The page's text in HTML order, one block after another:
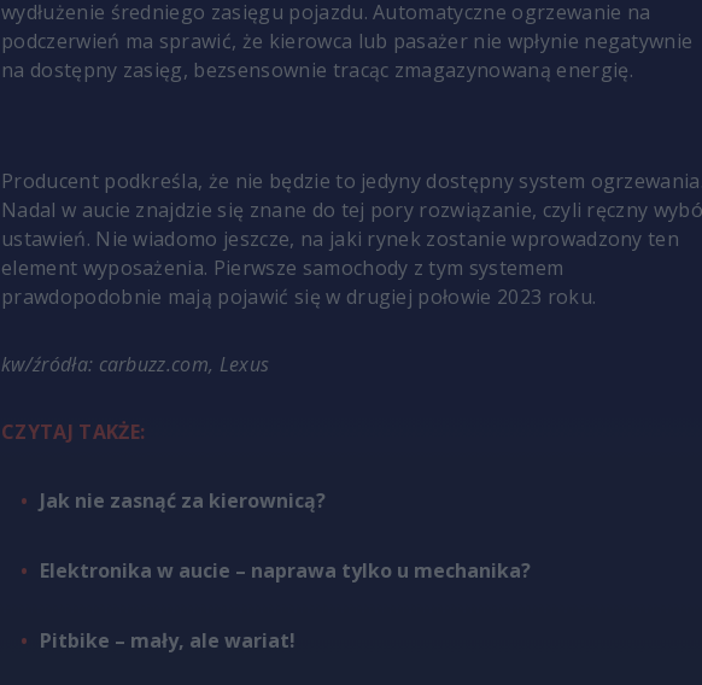
wydłużenie średniego zasięgu pojazdu. Automatyczne ogrzewanie na
podczerwień ma sprawić, że kierowca lub pasażer nie wpłynie negatywnie
na dostępny zasięg, bezsensownie tracąc zmagazynowaną energię.
Producent podkreśla, że nie będzie to jedyny dostępny system
Nadal w aucie znajdzie się znane do tej pory rozwiązanie, czyli ręczny
ustawień. Nie wiadomo jeszcze, na jaki rynek zostanie wprowadzony ten
element wyposażenia. Pierwsze samochody z tym systemem
prawdopodobnie mają pojawić się w drugiej połowie 2023 roku.
kw/źródła: carbuzz.com, Lexus
CZYTAJ TAKŻE:
Jak nie zasnąć za kierownicą?
Elektronika w aucie – naprawa tylko u mechanika?
Pitbike – mały, ale wariat!